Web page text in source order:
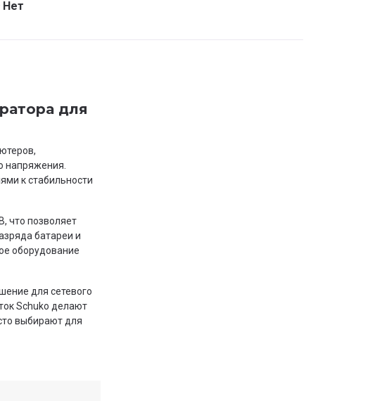
Нет
для
напряжения.
к стабильности
что позволяет
батареи и
оборудование
для сетевого
Schuko делают
выбирают для